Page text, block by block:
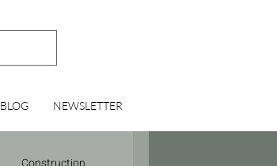
BLOG NEWSLETTER